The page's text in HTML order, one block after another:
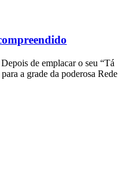
de emplacar o seu “Tá
a grade da poderosa Rede